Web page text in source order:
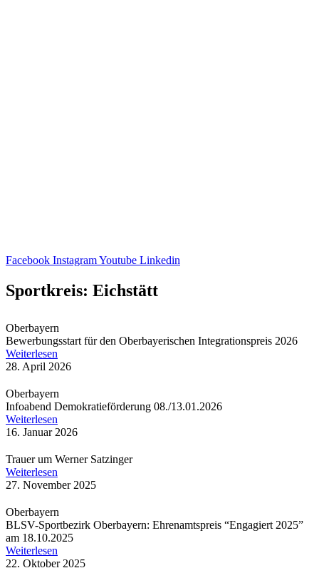
Facebook InstagramYoutube Linkedin
Sportkreis: Eichstätt
Oberbayern
Bewer­bungs­start für den Ober­baye­ri­schen Inte­gra­ti­ons­preis 2026
Weiterlesen
28. April 2026
Oberbayern
Info­abend Demo­kra­tie­för­de­rung 08./13.01.2026
Weiterlesen
16. Januar 2026
Trauer um Werner Satzinger
Weiterlesen
27. November 2025
Oberbayern
BLSV-Sport­be­zirk Ober­bay­ern: Ehren­amts­preis “Enga­giert 2025”
am 18.10.2025
Weiterlesen
22. Oktober 2025